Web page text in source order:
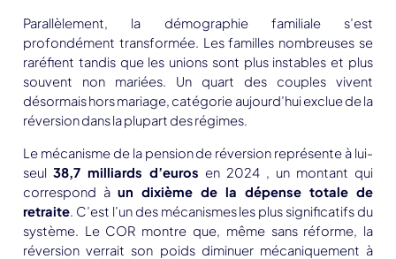
Parallèlement, la démographie familiale s’est
profondément transformée. Les familles nombreuses se
raréfient tandis que les unions sont plus instables et plus
souvent non mariées. Un quart des couples vivent
désormais hors mariage, catégorie aujourd’hui exclue de la
réversion dans la plupart des régimes.
Le mécanisme de la pension de réversion représente à lui-
seul 38,7 milliards d’euros en 2024 , un montant qui
correspond à un dixième de la dépense totale de
retraite. C’est l’un des mécanismes les plus significatifs du
système. Le COR montre que, même sans réforme, la
réversion verrait son poids diminuer mécaniquement à